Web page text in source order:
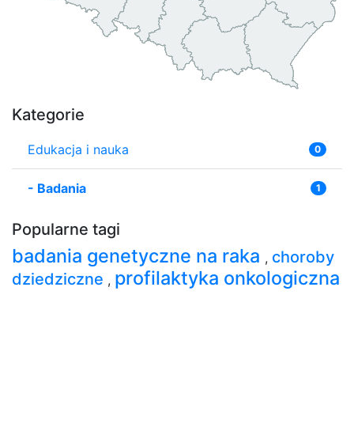
Kategorie
Edukacja i nauka 0
- Badania 1
Popularne tagi
badania genetyczne na raka , choroby
dziedziczne , profilaktyka onkologiczna